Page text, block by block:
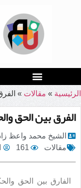
الرئيسية » مقالات »
الفرق بين الحق
الشيخ محمد واعظ
مقالات
161
الفارق بين الحق